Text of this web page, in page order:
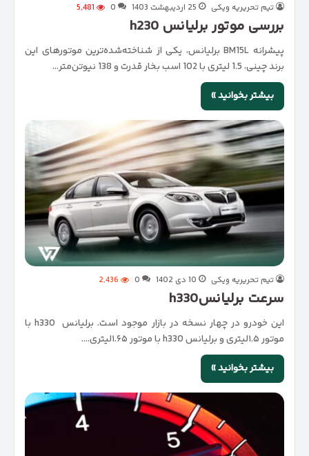
تیم تحریریه ویکی 25 اردیبهشت 1403 0
5,481
بررسی موتور برلیانس h230
پیشرانه BM15L برلیانس، یکی از شناخته‌شده‌ترین موتورهای این
برند چینی، 1.5 لیتری با 102 اسب بخار قدرت و 138 نیوتن‌متر…
بیشتر بخوانید »
تیم تحریریه ویکی 10 دی 1402 0
2,436
سرعت برلیانسh330
این خودرو در چهار نسخه در بازار موجود است. برلیانس h330 با
موتور ۱.۵لیتری و برلیانس h330 با موتور ۱.۶۵لیتری.…
بیشتر بخوانید »